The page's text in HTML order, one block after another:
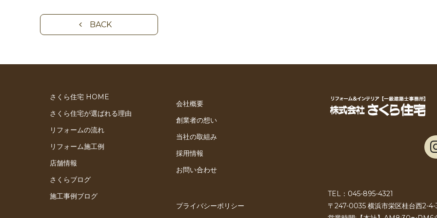
BACK
さくら住宅 HOME
さくら住宅が選ばれる理由
リフォームの流れ
リフォーム施工例
店舗情報
さくらブログ
施工事例ブログ
会社概要
創業者の想い
当社の取組み
採用情報
お問い合わせ
プライバシーポリシー
TEL：045-895-4321
〒247-0035 横浜市栄区桂台西2-4-